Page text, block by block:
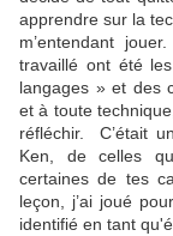
apprendre sur la
m’entendant
travaillé ont été
langages » et des
et à toute
réfléchir. C’était
Ken, de celles
certaines de tes
leçon, j’ai joué
identifié en tant